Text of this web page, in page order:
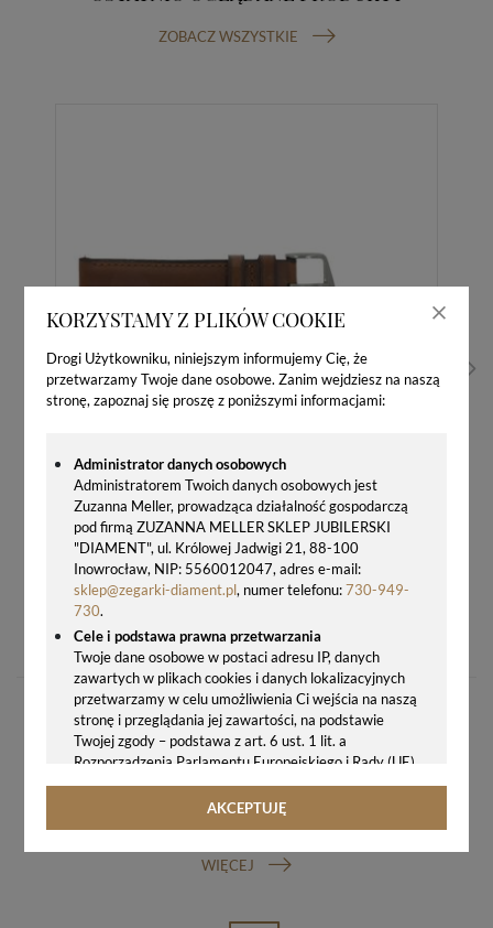
KORZYSTAMY Z PLIKÓW COOKIE
Drogi Użytkowniku, niniejszym informujemy Cię, że
przetwarzamy Twoje dane osobowe. Zanim wejdziesz na naszą
stronę, zapoznaj się proszę z poniższymi informacjami:
Administrator danych osobowych
Administratorem Twoich danych osobowych jest
Zuzanna Meller, prowadząca działalność gospodarczą
pod firmą ZUZANNA MELLER SKLEP JUBILERSKI
"DIAMENT", ul. Królowej Jadwigi 21, 88-100
Inowrocław, NIP: 5560012047, adres e-mail:
sklep@zegarki-diament.pl, numer telefonu:730-949-
730.
Cele i podstawa prawna przetwarzania
Twoje dane osobowe w postaci adresu IP, danych
zawartych w plikach cookies i danych lokalizacyjnych
przetwarzamy w celu umożliwienia Ci wejścia na naszą
stronę i przeglądania jej zawartości, na podstawie
Twojej zgody – podstawa z art. 6 ust. 1 lit. a
Rozporządzenia Parlamentu Europejskiego i Rady (UE)
2016/679 z 27.04.2016 r. w sprawie ochrony osób
fizycznych w związku z przetwarzaniem danych
rozporządzenie o ochronie danych, tj. RODO).
AKCEPTUJĘ
ZOBACZ WSZYSTKIE
249,00 zł
GWARANCJA ORYGINALNOŚCI ZEGARKA
WIĘCEJ